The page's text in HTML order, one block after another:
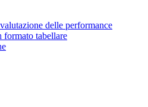
delle performance
tabellare